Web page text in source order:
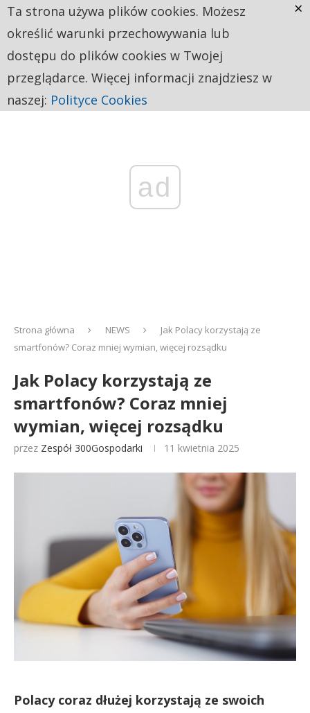
ad
Strona główna NEWS
Jak Polacy korzystają ze
smartfonów? Coraz mniej wymian, więcej rozsądku
Jak Polacy korzystają ze
smartfonów? Coraz mniej
wymian, więcej rozsądku
przez Zespół 300Gospodarki 11 kwietnia 2025
Polacy coraz dłużej korzystają ze swoich
Ta strona używa plików cookies. Możesz
określić warunki przechowywania lub
dostępu do plików cookies w Twojej
przeglądarce. Więcej informacji znajdziesz w
naszej: Polityce Cookies
×